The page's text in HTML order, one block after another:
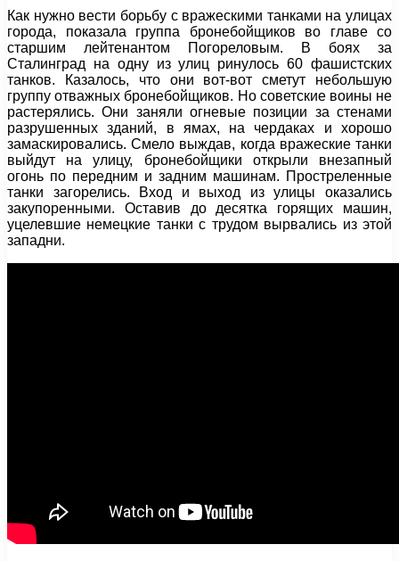
Как нужно вести борьбу с вражескими танками на улицах
города, показала группа бронебойщиков во главе со
старшим лейтенантом Погореловым. В боях за
Сталинград на одну из улиц ринулось 60 фашистских
танков. Казалось, что они вот-вот сметут небольшую
группу отважных бронебойщиков. Но советские воины не
растерялись. Они заняли огневые позиции за стенами
разрушенных зданий, в ямах, на чердаках и хорошо
замаскировались. Смело выждав, когда вражеские танки
выйдут на улицу, бронебойщики открыли внезапный
огонь по передним и задним машинам. Простреленные
танки загорелись. Вход и выход из улицы оказались
закупоренными. Оставив до десятка горящих машин,
уцелевшие немецкие танки с трудом вырвались из этой
западни.